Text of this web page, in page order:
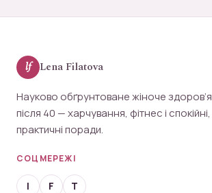
lf Lena Filatova
Науково обґрунтоване жіноче здоров’я
після 40 — харчування, фітнес і спокійні,
практичні поради.
СОЦМЕРЕЖІ
I F T